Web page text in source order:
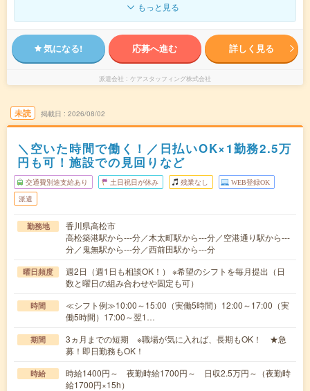
もっと見る
気になる! 応募へ進む 詳しく見る
派遣会社 ケアスタッフィング株式会社
未読 掲載日 2026/08/02
＼空いた時間で働く！／日払いOK×1勤務2.5万
円も可！施設での見回りなど
交通費別途支給あり 土日祝日が休み 残業なし WEB登録OK
派遣
勤務地
香川県高松市
高松築港駅から---分／木太町駅から---分／空港通り駅から---
分／鬼無駅から---分／西前田駅から---分
曜日頻度
週2日（週1日も相談OK！） ※希望のシフトを毎月提出（日
数と曜日の組み合わせや固定も可）
時間
≪シフト例≫10:00～15:00（実働5時間）12:00～17:00（実
働5時間）17:00～翌1…
期間
3ヵ月までの短期 ※職場が気に入れば、長期もOK！ ★急
募！即日勤務もOK！
時給
時給1400円～ 夜勤時給1700円～ 日収2.5万円～（夜勤時
給1700円×15h）